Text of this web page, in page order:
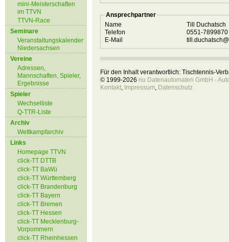
mini-Meisterschaften
im TTVN
TTVN-Race
Seminare
Veranstaltungskalender
Niedersachsen
Vereine
Adressen,
Mannschaften, Spieler,
Ergebnisse
Spieler
Wechselliste
Q-TTR-Liste
Archiv
Wettkampfarchiv
Links
Homepage TTVN
click-TT DTTB
click-TT BaWü
click-TT Württemberg
click-TT Brandenburg
click-TT Bayern
click-TT Bremen
click-TT Hessen
click-TT Mecklenburg-
Vorpommern
click-TT Rheinhessen
Ansprechpartner
Name
Till Duchatsch
Telefon
0551-7899870
E-Mail
Für den Inhalt verantwortlich: Tischtennis-
© 1999-2026 nu Datenautomaten GmbH -
Kontakt, Impressum, Datenschutz